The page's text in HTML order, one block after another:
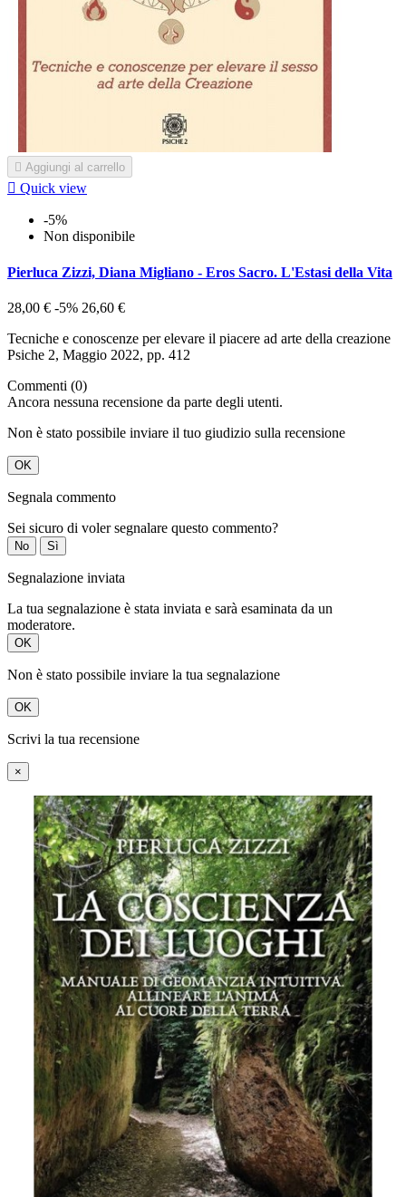
 Aggiungi al carrello
 Quick view
-5%
Non disponibile
Pierluca Zizzi, Diana Migliano - Eros Sacro. L'Estasi della Vita
28,00 € -5% 26,60 €
Tecniche e conoscenze per elevare il piacere ad arte della creazione
Psiche 2, Maggio 2022, pp. 412
Commenti (0)
Ancora nessuna recensione da parte degli utenti.
Non è stato possibile inviare il tuo giudizio sulla recensione
OK
Segnala commento
Sei sicuro di voler segnalare questo commento?
No Sì
Segnalazione inviata
La tua segnalazione è stata inviata e sarà esaminata da un
moderatore.
OK
Non è stato possibile inviare la tua segnalazione
OK
Scrivi la tua recensione
×